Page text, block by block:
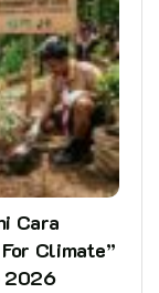
Cara
Climate”
2026